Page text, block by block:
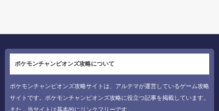
ポケモンチャンピオンズ攻略について
ポケモンチャンピオンズ攻略サイトは、アルテマが運営しているゲーム攻略
サイトです。ポケモンチャンピオンズ攻略に役立つ記事を掲載しています。
また、当サイトは基本的にリンクフリーです。